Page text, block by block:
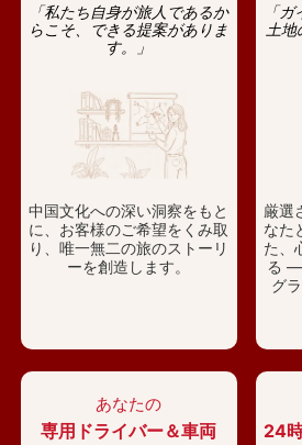
「私たち自身が旅人であるか
らこそ、できる提案がありま
す。」
中国文化への深い洞察をもと
に、お客様のご希望をくみ取
り、唯一無二の旅のストーリ
ーを創造します。
「
土地
厳選
なた
た、
る
グ
あなたの
専用ドライバー＆車両 24